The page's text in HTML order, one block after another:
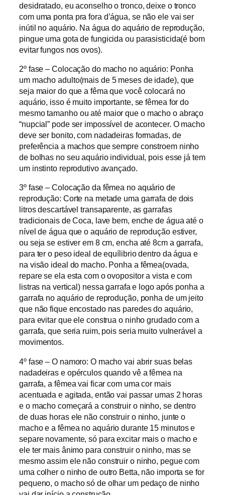
desidratado, eu aconselho o tronco, deixe o tronco
com uma ponta pra fora d’água, se não ele vai ser
inútil no aquário. Na água do aquário de reprodução,
pingue uma gota de fungicida ou parasisticida(é bom
evitar fungos nos ovos).
2º fase – Colocação do macho no aquário: Ponha
um macho adulto(mais de 5 meses de idade), que
seja maior do que a fêma que você colocará no
aquário, isso é muito importante, se fêmea for do
mesmo tamanho ou até maior que o macho o abraço
“nupcial” pode ser impossível de acontecer. O macho
deve ser bonito, com nadadeiras formadas, de
preferência a machos que sempre constroem ninho
de bolhas no seu aquário individual, pois esse já tem
um instinto reprodutivo avançado.
3º fase – Colocação da fêmea no aquário de
reprodução: Corte na metade uma garrafa de dois
litros descartável transaparente, as garrafas
tradicionais de Coca, lave bem, enche de água até o
nível de água que o aquário de reprodução estiver,
ou seja se estiver em 8 cm, encha até 8cm a garrafa,
para ter o peso ideal de equílibrio dentro da água e
na visão ideal do macho. Ponha a fêmea(ovada,
repare se ela esta com o ovopositor a vista e com
listras na vertical) nessa garrafa e logo após ponha a
garrafa no aquário de reprodução, ponha de um jeito
que não fique encostado nas paredes do aquário,
para evitar que ele construa o ninho grudado com a
garrafa, que seria ruim, pois seria muito vulnerável a
movimentos.
4º fase – O namoro: O macho vai abrir suas belas
nadadeiras e opérculos quando vê a fêmea na
garrafa, a fêmea vai ficar com uma cor mais
acentuada e agitada, então vai passar umas 2 horas
e o macho começará a construir o ninho, se dentro
de duas horas ele não construir o ninho, junte o
macho e a fêmea no aquário durante 15 minutos e
separe novamente, só para excitar mais o macho e
ele ter mais ânimo para construir o ninho, mas se
mesmo assim ele não construir o ninho, pegue com
uma colher o ninho de outro Betta, não importa se for
pequeno, o macho só de olhar um pedaço de ninho